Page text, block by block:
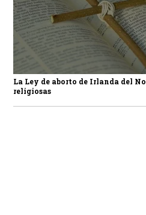
La Ley de aborto de Irlanda del
religiosas